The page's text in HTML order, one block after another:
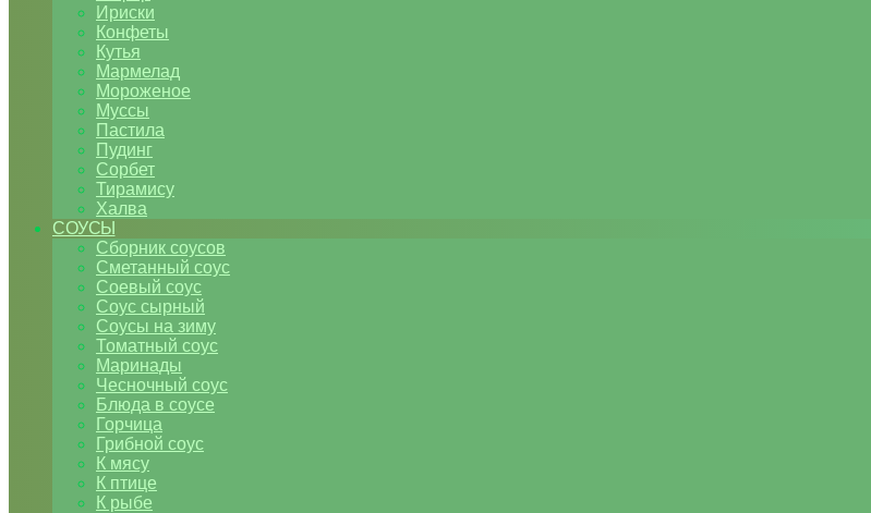
Ириски
Конфеты
Кутья
Мармелад
Мороженое
Муссы
Пастила
Пудинг
Сорбет
Тирамису
Халва
СОУСЫ
Сборник соусов
Сметанный соус
Соевый соус
Соус сырный
Соусы на зиму
Томатный соус
Маринады
Чесночный соус
Блюда в соусе
Горчица
Грибной соус
К мясу
К птице
К рыбе